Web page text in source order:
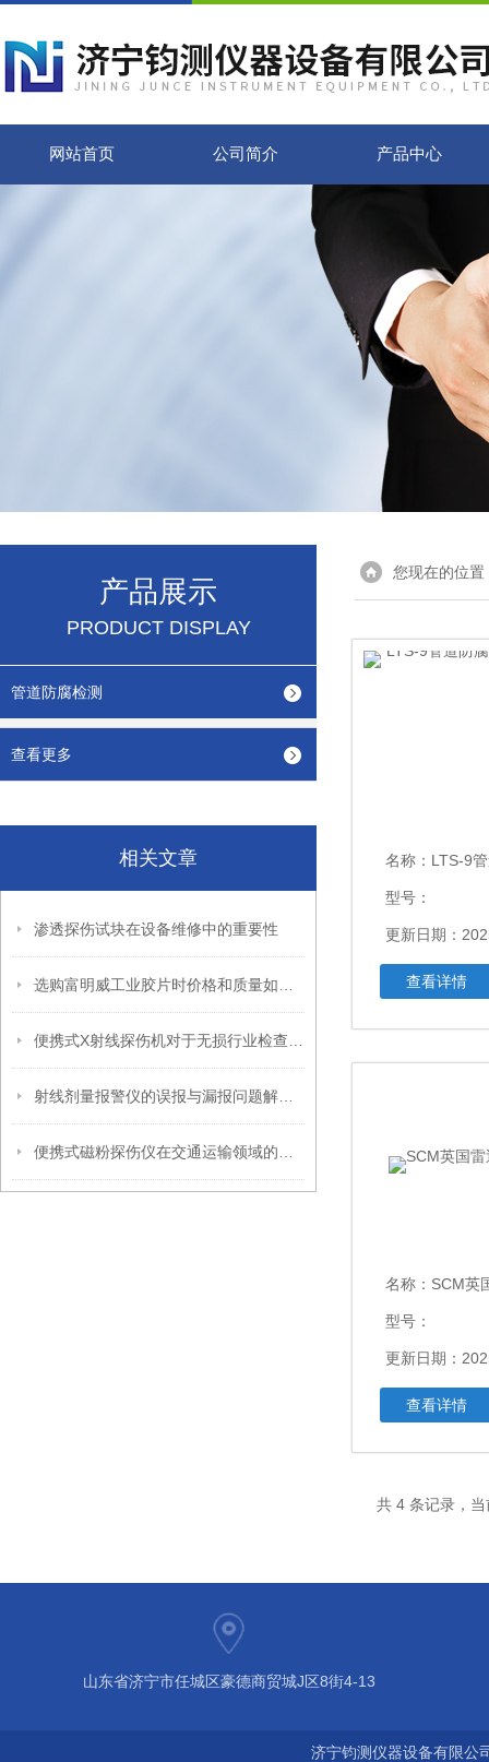
网站首页 公司简介 产品中心
产品展示
PRODUCT DISPLAY
管道防腐检测
查看更多
相关文章
渗透探伤试块在设备维修中的重要性
您现在的位置
名称： LTS-9管道
型号：
更新日期：
查看详情
名称： SCM英
型号：
更新日期：
查看详情
共 4 条记录，
山东省济宁市任城区豪德商贸城J区8街4-13
济宁钧测仪器设备有限